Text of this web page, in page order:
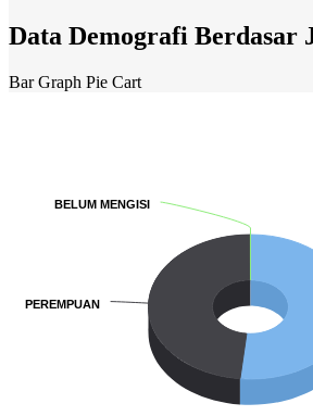
Data Demografi Berdasar
Bar Graph Pie Cart
PEREMPUAN
PEREMPUAN
BELUM MENGISI
BELUM MENGISI